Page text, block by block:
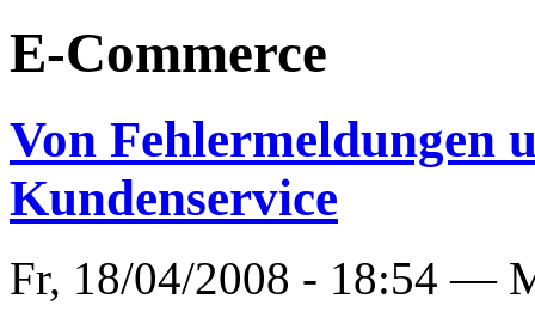
E-Commerce
Von Fehlermeldungen
Kundenservice
Fr, 18/04/2008 - 18:54 —